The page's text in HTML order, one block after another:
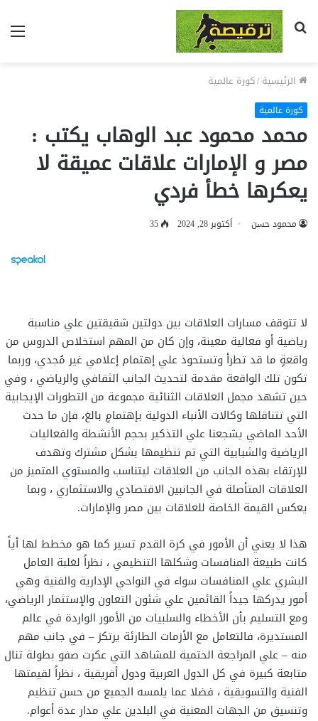
بحث
عن
الرئيسية/كورة عالمية
كورة عالمية
محمد محمود عبد الوهاب يكتب :
مصر و الإمارات علاقات عميقة لا
يعكرها خطأ فردي
محمود حسن أكتوبر 28, 2024 35
لا تتوقف مسارات العلاقات بين دولتين شقيقتين علي مناسبة
رياضية أو فعالية معينة، وإن كان من المهم استخلاص الدروس من
واقعةٍ ما قد تطرأ وتستحوذ علي إهتمام إعلامي غير مُجدي، وربما
تكون تلك الواقعة مقدمة لتحديث الجانب الثقافي والرياضي ، وفي
حين تشهد مجمل العلاقات الثنائية مجموعة من التطورات الإيجابية
التي تتناقلها وكالات الأنباء الدولية بإهتمامٍ بالغ، فإن ما حدث
الأحد الماضي يشجعنا علي التذكير بحجم الأنشطة والفعاليات
الرياضية والشبابية التي تم تنظيمها بشكل مشترك وتهدف
للإرتقاء بهذه الجانب من العلاقات ليتناسب والمستوي المتميز من
العلاقات المتأصلة في الجانبين الاقتصادي والاستثماري ، وبما
يعكس القيمة الخاصة للعلاقات بين مصر والإمارات.
هذا لا يعني أن الأمور في كرة القدم تسير كما هو مخطط لها أياً
كانت طبيعة المنافسات وشكلها التنظيمي ، نظراً لغلبة العامل
البشري علي المنافسات سواء في النواحي الإدارية والفنية وهي
أمور يدركها جيداً القائمين علي شئون التعاون والإستثمار الرياضي،
ومع التسليم بأن الأخطاء والسلبيات من الأمور الواردة في عالم
المستديرة، فالتعامل مع الأزمات الطارئة يرتكز – في جانب مهم
منه – علي المراجعة الحتمية للمشاهد التي عكرت صفو بطولة تنال
متابعة كبيرة في كل الدول العربية ودول أفريقية ، نظراً لقيمتها
الفنية والتسويقية ، فضلا عما يلمسه الجميع من حسن تنظيم
وتنسيق من الجهات المعنية في البلدين علي مدار عدة أعوام.